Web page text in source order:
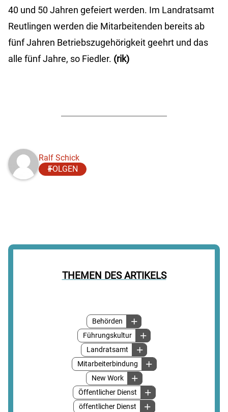
THEMEN DES ARTIKELS
Behörden
Führungskultur
Landratsamt
Mitarbeiterbindung
New Work
Öffentlicher Dienst
öffentlicher Dienst
40 und 50 Jahren gefeiert werden. Im Landratsamt
Reutlingen werden die Mitarbeitenden bereits ab
fünf Jahren Betriebszugehörigkeit geehrt und das
alle fünf Jahre, so Fiedler. (rik)
Ralf Schick
FOLGEN